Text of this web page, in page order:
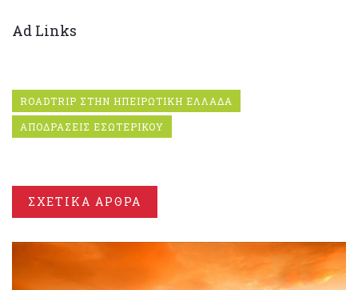
Ad Links
ROADTRIP ΣΤΗΝ ΗΠΕΙΡΩΤΙΚΗ ΕΛΛΑΔΑ
ΑΠΟΔΡΑΣΕΙΣ ΕΣΩΤΕΡΙΚΟΥ
ΣΧΕΤΙΚΑ ΑΡΘΡΑ